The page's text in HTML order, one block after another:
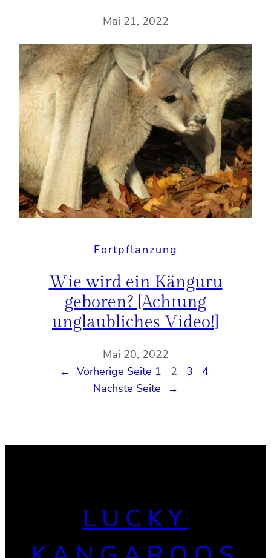
Mai 21, 2022
Fortpflanzung
Wie wird ein Känguru
geboren? [Achtung
unglaubliches Video!]
Mai 20, 2022
← Vorherige Seite 1 2 3
4
Nächste Seite
→
LUCKY